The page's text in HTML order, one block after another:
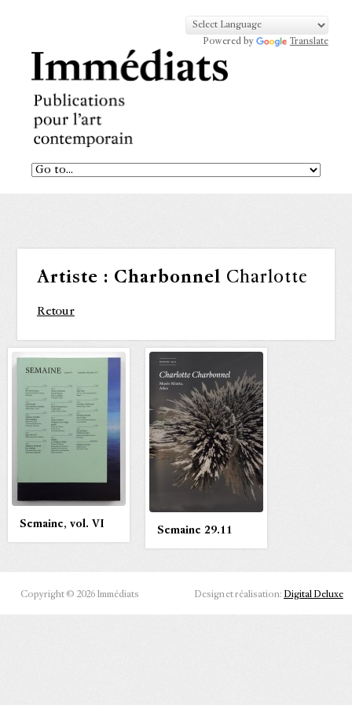
Powered by Translate
Artiste : Charbonnel Charlotte
Retour
Semaine, vol. VI
Semaine 29.11
Copyright © 2026 Immédiats Design et réalisation: Digital Deluxe